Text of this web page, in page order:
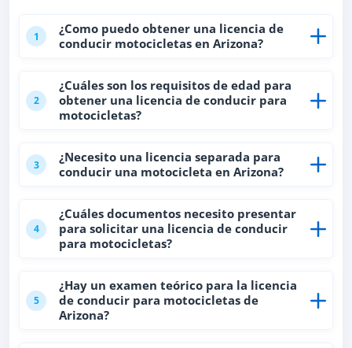
1
¿Como puedo obtener una licencia de
conducir motocicletas en Arizona?
2
¿Cuáles son los requisitos de edad para
obtener una licencia de conducir para
motocicletas?
3
¿Necesito una licencia separada para
conducir una motocicleta en Arizona?
4
¿Cuáles documentos necesito presentar
para solicitar una licencia de conducir
para motocicletas?
5
¿Hay un examen teórico para la licencia
de conducir para motocicletas de
Arizona?